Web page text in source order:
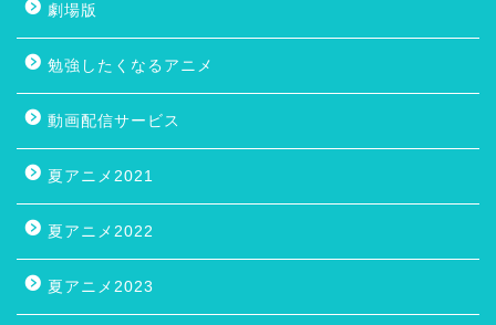
劇場版
勉強したくなるアニメ
動画配信サービス
夏アニメ2021
夏アニメ2022
夏アニメ2023